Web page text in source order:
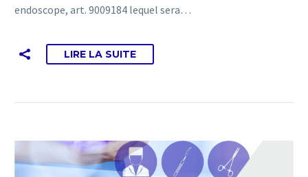
endoscope, art. 9009184 lequel sera…
LIRE LA SUITE